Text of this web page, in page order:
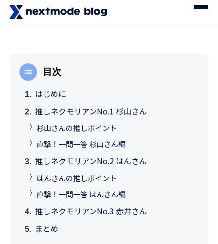
目次
はじめに
推しネクモリアンNo.1 杉山さん
杉山さんの推しポイント
直撃！一問一答 杉山さん編
推しネクモリアンNo.2 はんさん
はんさんの推しポイント
直撃！一問一答 はんさん編
推しネクモリアンNo.3 赤井さん
まとめ